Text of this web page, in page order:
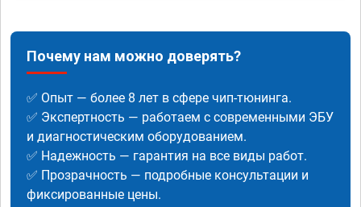
Почему нам можно доверять?
✅ Опыт — более 8 лет в сфере чип-тюнинга.
✅ Экспертность — работаем с современными ЭБУ
и диагностическим оборудованием.
✅ Надежность — гарантия на все виды работ.
✅ Прозрачность — подробные консультации и
фиксированные цены.